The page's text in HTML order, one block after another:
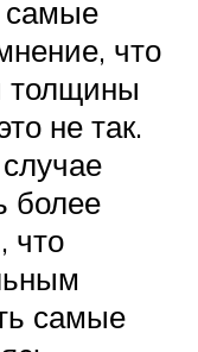
самые
что
толщины
не так.
более
что
самые